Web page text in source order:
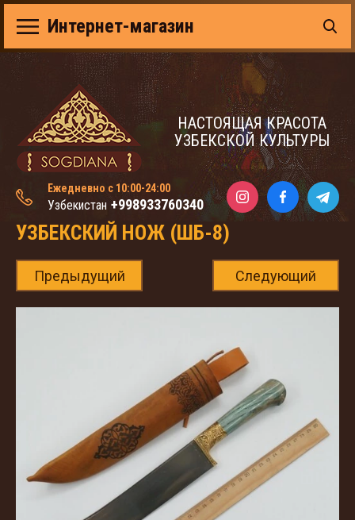
НАСТОЯЩАЯ КРАСОТА
УЗБЕКСКОЙ КУЛЬТУРЫ
Ежедневно с 10:00-24:00
Узбекистан +998933760340
Интернет-магазин
УЗБЕКСКИЙ НОЖ (ШБ-8)
Предыдущий Следующий